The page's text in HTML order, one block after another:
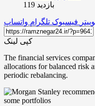
بازدید 119
فیسبوک تلگرام واتساپ
کپی لینک
The financial services
allocations for balanced risk
periodic rebalancing.